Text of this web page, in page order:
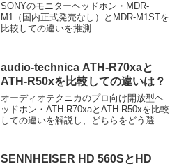
SONYのモニターヘッドホン・MDR-
M1（国内正式発売なし）とMDR-M1STを
比較しての違いを推測
audio-technica ATH-R70xaと
ATH-R50xを比較しての違いは？
オーディオテクニカのプロ向け開放型ヘ
ッドホン・ATH-R70xaとATH-R50xを比較
しての違いを解説し、どちらをどう選べ
SENNHEISER HD 560SとHD